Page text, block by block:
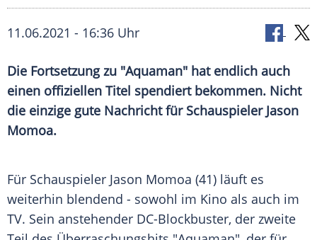
11.06.2021 - 16:36 Uhr
Die Fortsetzung zu "Aquaman" hat endlich auch
einen offiziellen Titel spendiert bekommen. Nicht
die einzige gute Nachricht für Schauspieler Jason
Momoa.
Für Schauspieler Jason Momoa (41) läuft es
weiterhin blendend - sowohl im Kino als auch im
TV. Sein anstehender DC-Blockbuster, der zweite